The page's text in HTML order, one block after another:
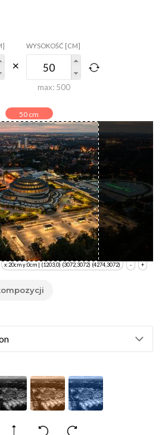
50 cm
+
-
x:20cm y:0cm | (1203,0) (3072,3072) (4274,3072)
WYSOKOŚĆ [CM]
max: 500